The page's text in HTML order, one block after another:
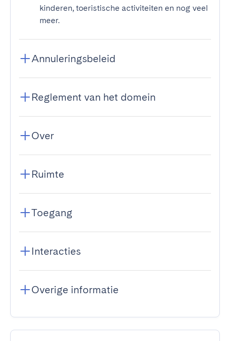
kinderen, toeristische activiteiten en nog veel
meer.
Annuleringsbeleid
Reglement van het domein
Over
Ruimte
Toegang
Interacties
Overige informatie